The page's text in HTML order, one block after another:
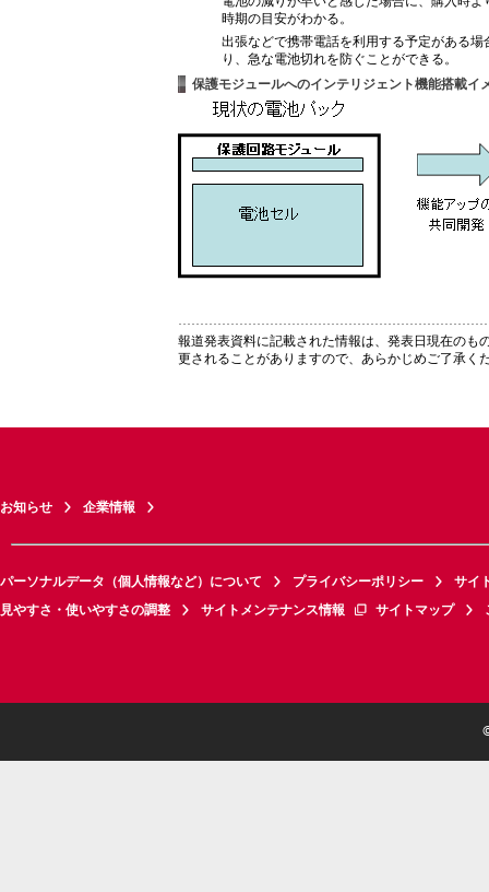
時期の目安がわかる。
出張などで携帯電話を利用する予定がある
り、急な電池切れを防ぐことができる。
保護モジュールへのインテリジェント機能搭載イ
報道発表資料に記載された情報は、発表日現在のも
更されることがありますので、あらかじめご了承く
お知らせ 企業情報
パーソナルデータ（個人情報など）について プライバシーポリシー
サイ
見やすさ・使いやすさの調整
サイトメンテナンス情報 サイトマップ